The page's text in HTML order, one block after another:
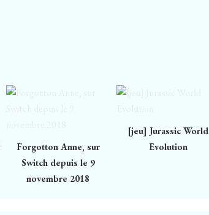
Forgotton Anne, sur
Switch depuis le 9
novembre 2018
[jeu] Jurassic World
Evolution